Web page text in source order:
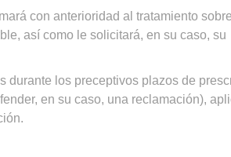
con anterioridad al tratamiento
así como le solicitará, en su caso, su
durante los preceptivos plazos de
en su caso, una reclamación),